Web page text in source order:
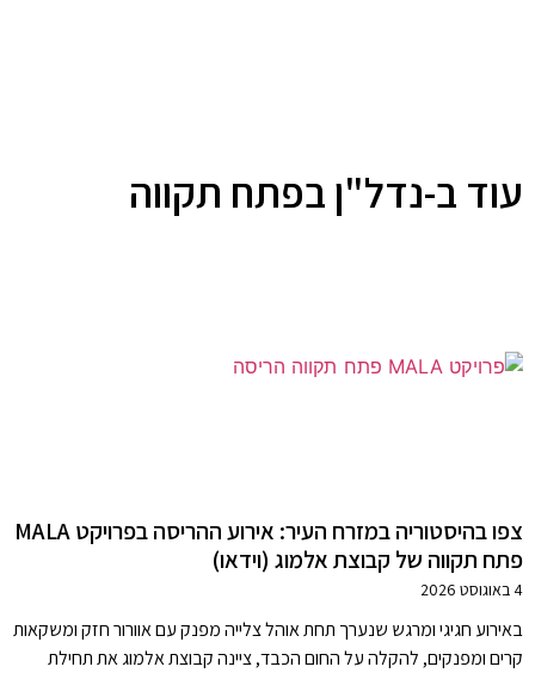
עוד ב-נדל"ן בפתח תקווה
צפו בהיסטוריה במזרח העיר: אירוע ההריסה בפרויקט MALA
פתח תקווה של קבוצת אלמוג (וידאו)
4 באוגוסט 2026
באירוע חגיגי ומרגש שנערך תחת אוהל צלייה מפנק עם אוורור חזק ומשקאות
קרים ומפנקים, להקלה על החום הכבד, ציינה קבוצת אלמוג את תחילת